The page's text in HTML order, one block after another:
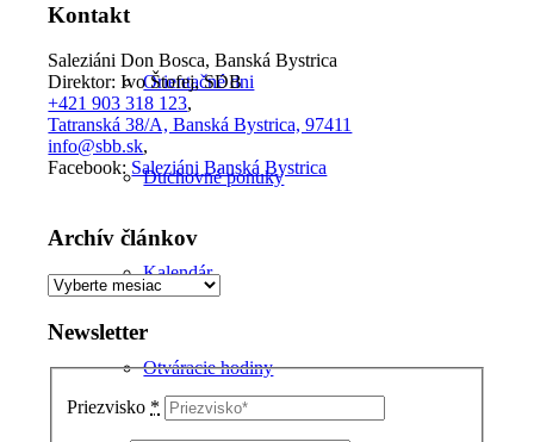
Orientačné dni
Duchovné ponuky
Kalendár
Otváracie hodiny
Kontakt
Saleziáni Don Bosca, Banská Bystrica
Direktor: Ivo Štofej, SDB
+421 903 318 123,
Tatranská 38/A, Banská Bystrica, 97411
info@sbb.sk,
Facebook: Saleziáni Banská Bystrica
Archív článkov
Archív
Newsletter
Priezvisko *